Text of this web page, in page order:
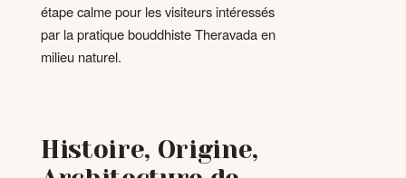
étape calme pour les visiteurs intéressés
par la pratique bouddhiste Theravada en
milieu naturel.
Histoire, Origine,